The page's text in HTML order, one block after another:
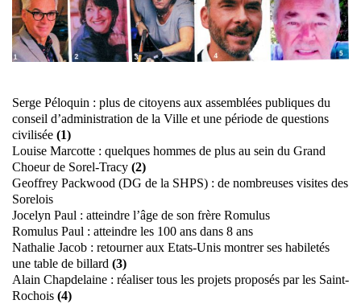
Serge Péloquin : plus de citoyens aux assemblées publiques du
conseil d’administration de la Ville et une période de questions
civilisée (1)
Louise Marcotte : quelques hommes de plus au sein du Grand
Choeur de Sorel-Tracy (2)
Geoffrey Packwood (DG de la SHPS) : de nombreuses visites des
Sorelois
Jocelyn Paul : atteindre l’âge de son frère Romulus
Romulus Paul : atteindre les 100 ans dans 8 ans
Nathalie Jacob : retourner aux Etats-Unis montrer ses habiletés
une table de billard (3)
Alain Chapdelaine : réaliser tous les projets proposés par les Saint-
Rochois (4)